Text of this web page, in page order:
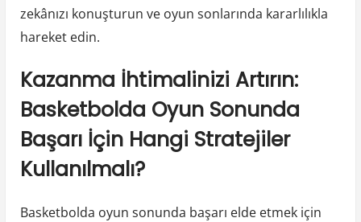
zekânızı konuşturun ve oyun sonlarında kararlılıkla
hareket edin.
Kazanma İhtimalinizi Artırın:
Basketbolda Oyun Sonunda
Başarı İçin Hangi Stratejiler
Kullanılmalı?
Basketbolda oyun sonunda başarı elde etmek için